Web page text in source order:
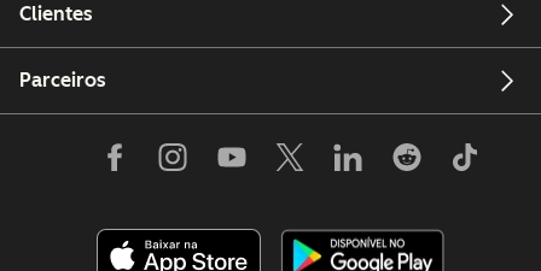
Clientes
Parceiros